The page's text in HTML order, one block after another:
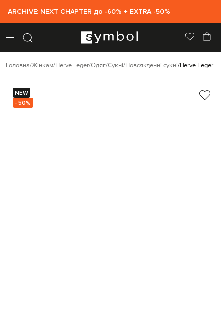
ARCHIVE: NEXT CHAPTER до -60% + EXTRA -50%
Головна Жінкам Herve Leger Одяг Сукні Повсякденні сукні Herve Leger
NEW
- 50%